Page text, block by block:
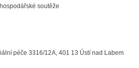
soutěže
péče 3316/12A, 401 13 Ústí nad Labem